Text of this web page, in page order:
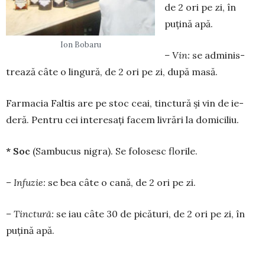
Ion Bobaru
de 2 ori pe zi, în
puțină apă.
– Vin: se adminis­
trea­ză câte o lingură, de 2 ori pe zi, după masă.
Farmacia Faltis are pe stoc ceai, tinctură și vin de ie­
deră. Pentru cei interesați fa­cem livrări la domiciliu.
* Soc (Sambucus nigra). Se folosesc florile.
– Infuzie: se bea câte o cană, de 2 ori pe zi.
– Tinctură: se iau câte 30 de pică­turi, de 2 ori pe zi, în
puțină apă.